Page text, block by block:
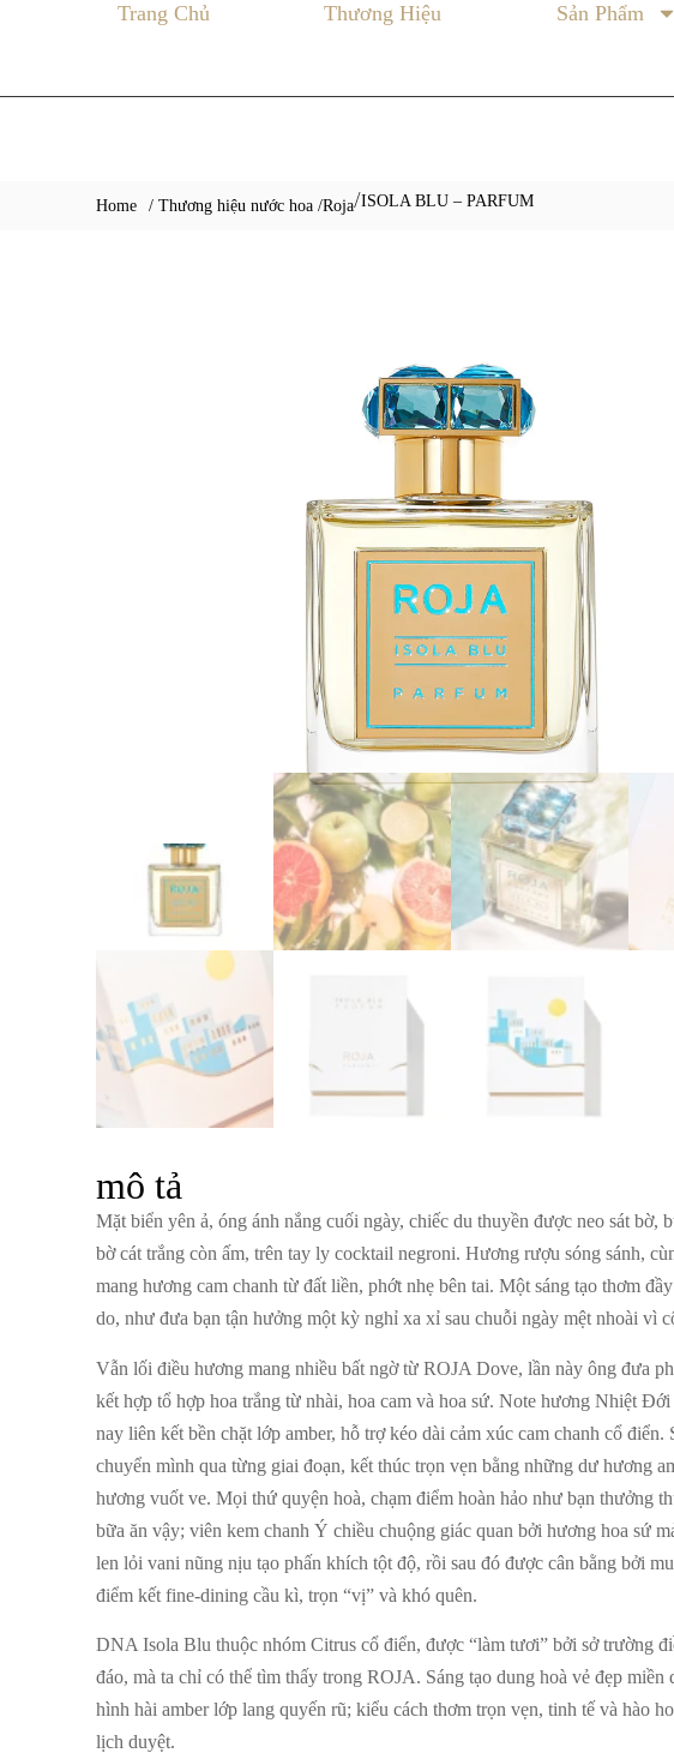
Trang Chủ Thương Hiệu Sản Phẩm
Home / Thương hiệu nước hoa /Roja/ISOLA BLU – PARFUM
mô tả
Mặt biển yên ả, óng ánh nắng cuối ngày, chiếc du thuyền được neo sát bờ,
bờ cát trắng còn ấm, trên tay ly cocktail negroni. Hương rượu sóng sánh,
mang hương cam chanh từ đất liền, phớt nhẹ bên tai. Một sáng tạo thơm
do, như đưa bạn tận hưởng một kỳ nghỉ xa xỉ sau chuỗi ngày mệt nhoài vì
Vẫn lối điều hương mang nhiều bất ngờ từ ROJA Dove, lần này ông đưa
kết hợp tổ hợp hoa trắng từ nhài, hoa cam và hoa sứ. Note hương Nhiệt
nay liên kết bền chặt lớp amber, hỗ trợ kéo dài cảm xúc cam chanh cổ điển.
chuyển mình qua từng giai đoạn, kết thúc trọn vẹn bằng những dư hương
hương vuốt ve. Mọi thứ quyện hoà, chạm điểm hoàn hảo như bạn thưởng
bữa ăn vậy; viên kem chanh Ý chiều chuộng giác quan bởi hương hoa sứ
len lỏi vani nũng nịu tạo phấn khích tột độ, rồi sau đó được cân bằng bởi
điểm kết fine-dining cầu kì, trọn “vị” và khó quên.
DNA Isola Blu thuộc nhóm Citrus cổ điển, được “làm tươi” bởi sở trường
đáo, mà ta chỉ có thể tìm thấy trong ROJA. Sáng tạo dung hoà vẻ đẹp miền
hình hài amber lớp lang quyến rũ; kiểu cách thơm trọn vẹn, tinh tế và hào
lịch duyệt.